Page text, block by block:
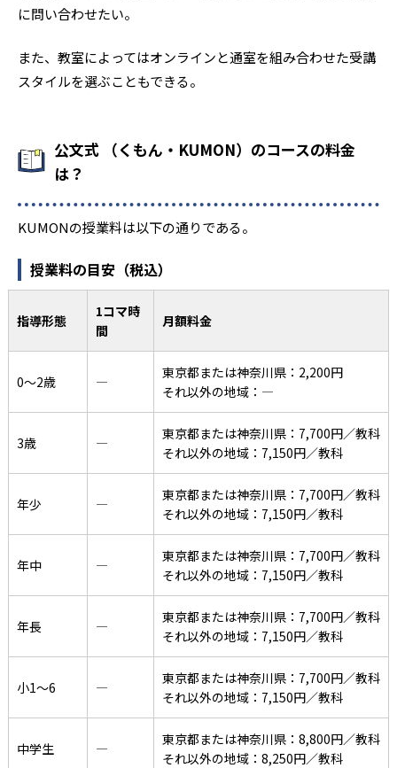
に問い合わせたい。
また、教室によってはオンラインと通室を組み合わせた受講
スタイルを選ぶこともできる。
公文式 （くもん・KUMON）のコースの料金
は？
KUMONの授業料は以下の通りである。
授業料の目安（税込）
指導形態
1コマ時
間
月額料金
0〜2歳 ―
東京都または神奈川県：2,200円
それ以外の地域：―
3歳 ―
東京都または神奈川県：7,700円／教科
それ以外の地域：7,150円／教科
年少 ―
東京都または神奈川県：7,700円／教科
それ以外の地域：7,150円／教科
年中 ―
東京都または神奈川県：7,700円／教科
それ以外の地域：7,150円／教科
年長 ―
東京都または神奈川県：7,700円／教科
それ以外の地域：7,150円／教科
小1〜6 ―
東京都または神奈川県：7,700円／教科
それ以外の地域：7,150円／教科
中学生 ―
東京都または神奈川県：8,800円／教科
それ以外の地域：8,250円／教科